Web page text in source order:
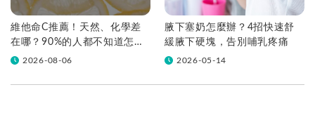
維他命C推薦！天然、化學差
在哪？90%的人都不知道怎麼
挑！帶你一次看
2026-08-06
腋下塞奶怎麼辦？4招快速舒
緩腋下硬塊，告別哺乳疼痛
2026-05-14